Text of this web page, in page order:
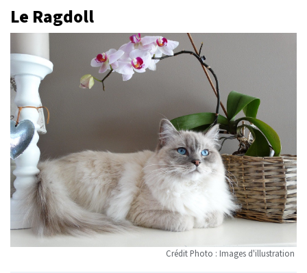
Le Ragdoll
Crédit Photo : Images d'illustration